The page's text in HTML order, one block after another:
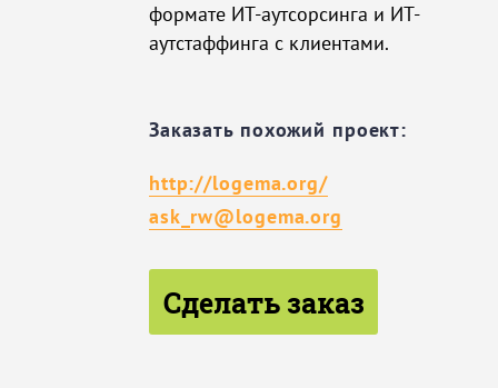
формате ИТ-аутсорсинга и ИТ-
аутстаффинга с клиентами.
Заказать похожий проект:
http://logema.org/
ask_rw@logema.org
Сделать заказ